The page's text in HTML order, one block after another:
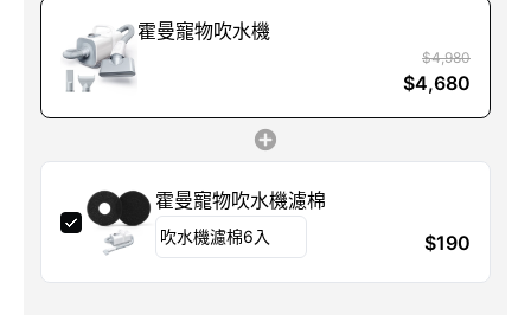
霍曼寵物吹水機
$4,980
$4,680
霍曼寵物吹水機濾棉
吹水機濾棉6入 $190